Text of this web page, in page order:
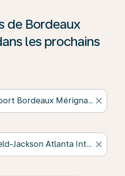
de Bordeaux
les prochains
close
close